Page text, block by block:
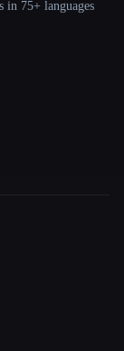
in 75+ languages